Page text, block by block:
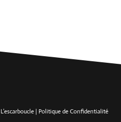
| Politique de Confidentialité